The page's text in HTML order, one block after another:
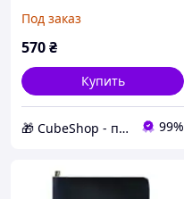
Horse
Под заказ
570₴
Купить
🎁 CubeShop - подарки и подарочная упаковка 99%